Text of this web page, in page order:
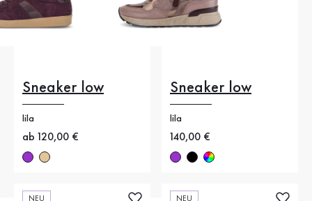
Sneaker low
lila
Neuer Preis
ab 120,00 €
Sneaker low
lila
Neuer Preis
140,00 €
NEU NEU